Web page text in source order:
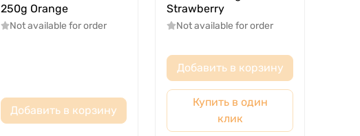
250g Orange
Not available for order
Добавить в корзину
Strawberry
Not available for order
Добавить в корзину
Купить в один
клик